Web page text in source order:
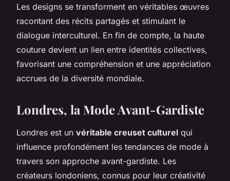
Les designs se transforment en véritables œuvres
racontant des récits partagés et stimulant le
dialogue interculturel. En fin de compte, la haute
couture devient un lien entre identités collectives,
favorisant une compréhension et une appréciation
accrues de la diversité mondiale.
Londres, la Mode Avant-Gardiste
Londres est un véritable creuset culturel qui
influence profondément les tendances de mode à
travers son approche avant-gardiste. Les
créateurs londoniens, connus pour leur créativité